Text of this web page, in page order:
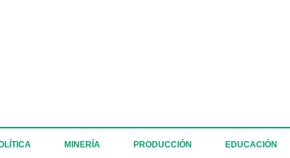
MINERÍA PRODUCCIÓN EDUCACIÓN